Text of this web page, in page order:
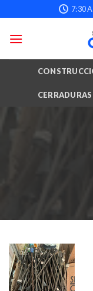
to
content
7:30
CERRADURAS